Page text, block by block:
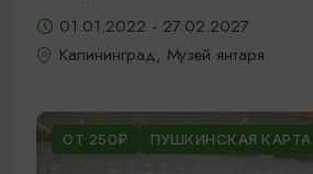
01.01.2022 - 27.02.2027
Калининград, Музей янтаря
ОТ 250₽ ПУШКИНСКАЯ КАРТА